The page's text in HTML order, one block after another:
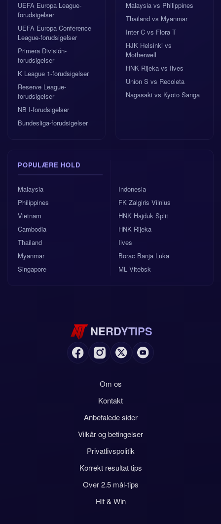
UEFA Europa League-
forudsigelser
UEFA Europa Conference
League-forudsigelser
Primera División-
forudsigelser
K League 1-forudsigelser
Reserve League-
forudsigelser
NB I-forudsigelser
Bundesliga-forudsigelser
Malaysia vs Philippines
Thailand vs Myanmar
Inter C vs Flora T
HJK Helsinki vs
Motherwell
HNK Rijeka vs Ilves
Union S vs Recoleta
Nagasaki vs Kyoto Sanga
POPULÆRE HOLD
Malaysia
Philippines
Vietnam
Cambodia
Thailand
Myanmar
Singapore
Indonesia
FK Zalgiris Vilnius
HNK Hajduk Split
HNK Rijeka
Ilves
Borac Banja Luka
ML Vitebsk
NERDYTIPS
Om os
Kontakt
Anbefalede sider
Vilkår og betingelser
Privatlivspolitik
Korrekt resultat tips
Over 2.5 mål-tips
Hit & Win